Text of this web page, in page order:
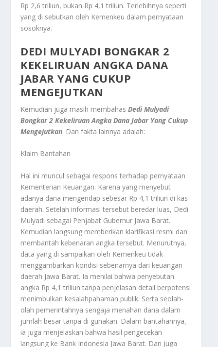
Rp 2,6 triliun, bukan Rp 4,1 triliun. Terlebihnya seperti
yang di sebutkan oleh Kemenkeu dalam pernyataan
sosoknya.
DEDI MULYADI BONGKAR 2
KEKELIRUAN ANGKA DANA
JABAR YANG CUKUP
MENGEJUTKAN
Kemudian juga masih membahasDedi Mulyadi
Bongkar 2 Kekeliruan Angka Dana Jabar Yang Cukup
Mengejutkan. Dan fakta lainnya adalah:
Klaim Bantahan
Hal ini muncul sebagai respons terhadap pernyataan
Kementerian Keuangan. Karena yang menyebut
adanya dana mengendap sebesar Rp 4,1 triliun di kas
daerah. Setelah informasi tersebut beredar luas, Dedi
Mulyadi sebagai Penjabat Gubernur Jawa Barat.
Kemudian langsung memberikan klarifikasi resmi dan
membantah kebenaran angka tersebut. Menurutnya,
data yang di sampaikan oleh Kemenkeu tidak
menggambarkan kondisi sebenarnya dari keuangan
daerah Jawa Barat. Ia menilai bahwa penyebutan
angka Rp 4,1 triliun tanpa penjelasan detail berpotensi
menimbulkan kesalahpahaman publik. Serta seolah-
olah pemerintahnya sengaja menahan dana dalam
jumlah besar tanpa di gunakan. Dalam bantahannya,
ia juga menjelaskan bahwa hasil pengecekan
langsung ke Bank Indonesia Jawa Barat. Dan juga